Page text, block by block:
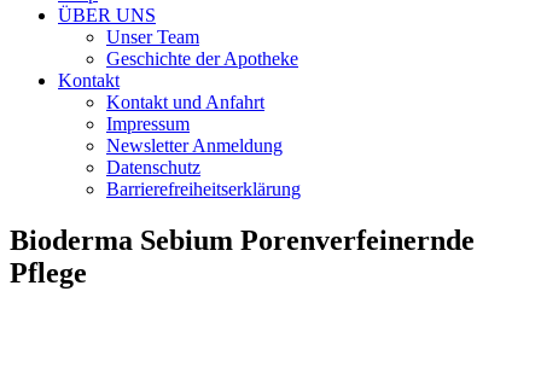
ÜBER UNS
Unser Team
Geschichte der Apotheke
Kontakt
Kontakt und Anfahrt
Impressum
Newsletter Anmeldung
Datenschutz
Barrierefreiheitserklärung
Bioderma Sebium Porenverfeinernde
Pflege